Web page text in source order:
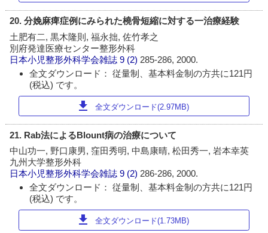
20. 分娩麻痺症例にみられた橈骨短縮に対する一治療経験
土肥有二, 黒木隆則, 福永拙, 佐竹孝之
別府発達医療センター整形外科
日本小児整形外科学会雑誌 9 (2) 285-286, 2000.
全文ダウンロード： 従量制、基本料金制の方共に121円
(税込) です。
download 全文ダウンロード(2.97MB)
21. Rab法によるBlount病の治療について
中山功一, 野口康男, 窪田秀明, 中島康晴, 松田秀一, 岩本幸英
九州大学整形外科
日本小児整形外科学会雑誌 9 (2) 286-286, 2000.
全文ダウンロード： 従量制、基本料金制の方共に121円
(税込) です。
download 全文ダウンロード(1.73MB)